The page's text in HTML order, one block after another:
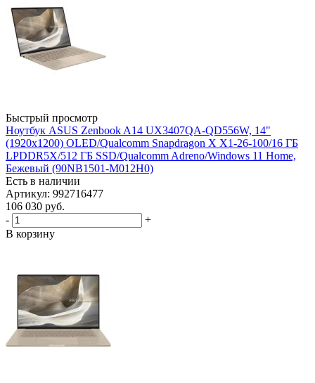
Быстрый просмотр
Ноутбук ASUS Zenbook A14 UX3407QA-QD556W, 14"
(1920x1200) OLED/Qualcomm Snapdragon X X1-26-100/16 ГБ
LPDDR5X/512 ГБ SSD/Qualcomm Adreno/Windows 11 Home,
Бежевый (90NB1501-M012H0)
Есть в наличии
Артикул: 992716477
106 030 руб.
-
+
В корзину